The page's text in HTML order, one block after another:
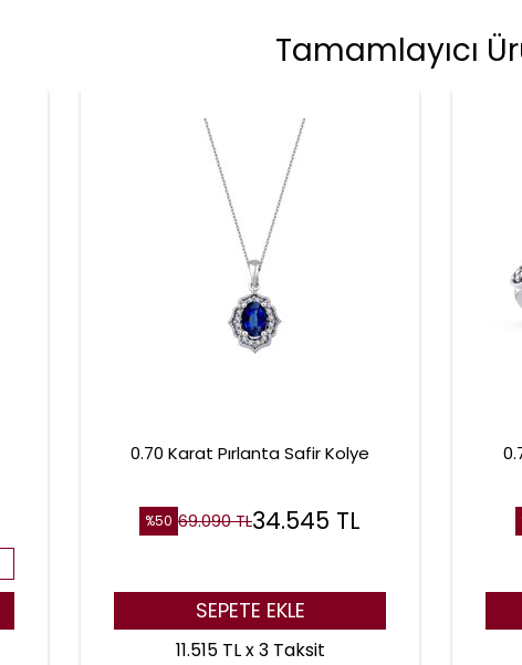
Tamamlayıcı
0.70 Karat Pırlanta Safir Kolye
%50 69.090TL34.545 TL
SEPETE EKLE
11.515 TL x 3 Taksit